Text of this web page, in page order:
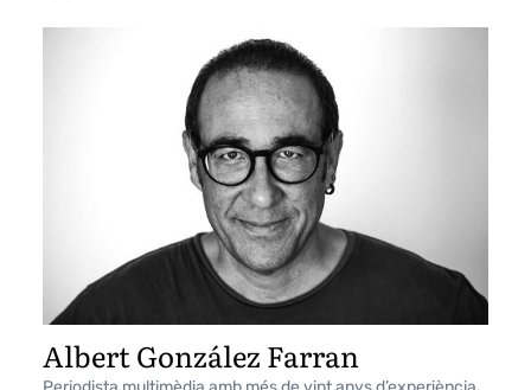
Albert González Farran